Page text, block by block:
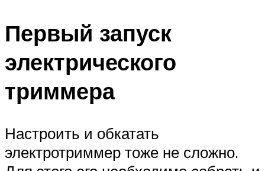
Первый запуск
электрического
триммера
Настроить и обкатать
электротриммер тоже не сложно.